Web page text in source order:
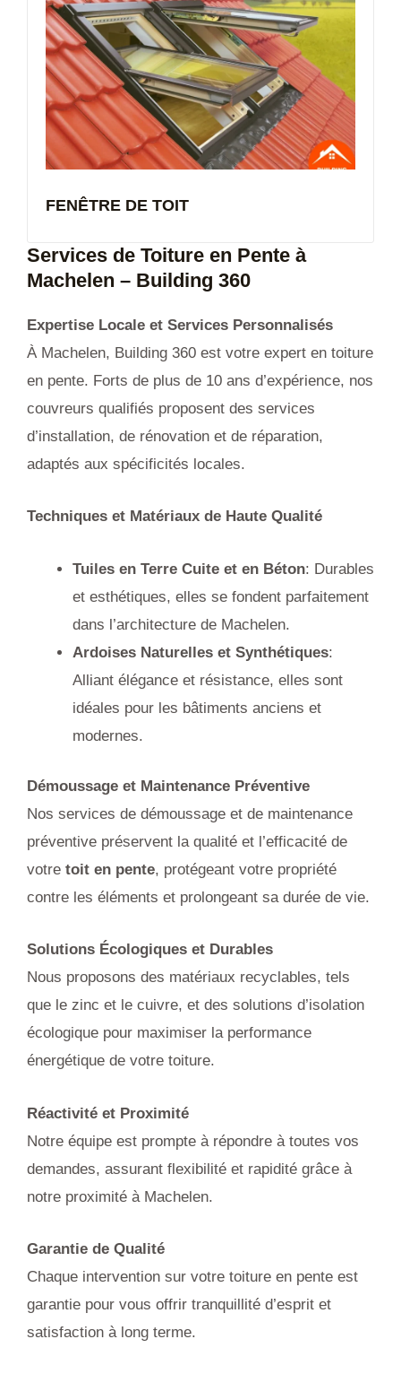
FENÊTRE DE TOIT
Services de Toiture en Pente à
Machelen – Building 360
Expertise Locale et Services Personnalisés
À Machelen, Building 360 est votre expert en toiture
en pente. Forts de plus de 10 ans d’expérience, nos
couvreurs qualifiés proposent des services
d’installation, de rénovation et de réparation,
adaptés aux spécificités locales.
Techniques et Matériaux de Haute Qualité
Tuiles en Terre Cuite et en Béton: Durables
et esthétiques, elles se fondent parfaitement
dans l’architecture de Machelen.
Ardoises Naturelles et Synthétiques:
Alliant élégance et résistance, elles sont
idéales pour les bâtiments anciens et
modernes.
Démoussage et Maintenance Préventive
Nos services de démoussage et de maintenance
préventive préservent la qualité et l’efficacité de
votre toit en pente, protégeant votre propriété
contre les éléments et prolongeant sa durée de vie.
Solutions Écologiques et Durables
Nous proposons des matériaux recyclables, tels
que le zinc et le cuivre, et des solutions d’isolation
écologique pour maximiser la performance
énergétique de votre toiture.
Réactivité et Proximité
Notre équipe est prompte à répondre à toutes vos
demandes, assurant flexibilité et rapidité grâce à
notre proximité à Machelen.
Garantie de Qualité
Chaque intervention sur votre toiture en pente est
garantie pour vous offrir tranquillité d’esprit et
satisfaction à long terme.